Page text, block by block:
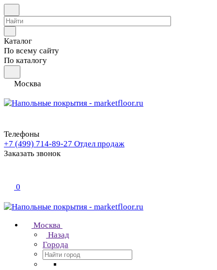
Каталог
По всему сайту
По каталогу
Москва
Телефоны
+7 (499) 714-89-27 Отдел продаж
Заказать звонок
0
Москва
Назад
Города